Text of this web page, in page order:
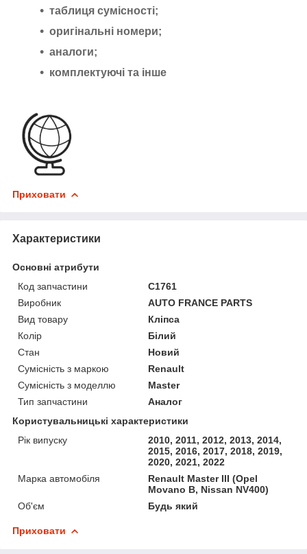
таблиця сумісності;
оригінальні номери;
аналоги;
комплектуючі та інше
Приховати
Характеристики
Основні атрибути
Код запчастини
C1761
Виробник
AUTO FRANCE PARTS
Вид товару
Кліпса
Колір
Білий
Стан
Новий
Сумісність з маркою
Renault
Сумісність з моделлю
Master
Тип запчастини
Аналог
Користувальницькі характеристики
Рік випуску
2010, 2011, 2012, 2013, 2014,
2015, 2016, 2017, 2018, 2019,
2020, 2021, 2022
Марка автомобіля
Renault Master III (Opel
Movano B, Nissan NV400)
Об'єм
Будь який
Приховати